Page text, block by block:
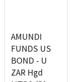
AMUNDI
FUNDS US
BOND - U
ZAR Hgd